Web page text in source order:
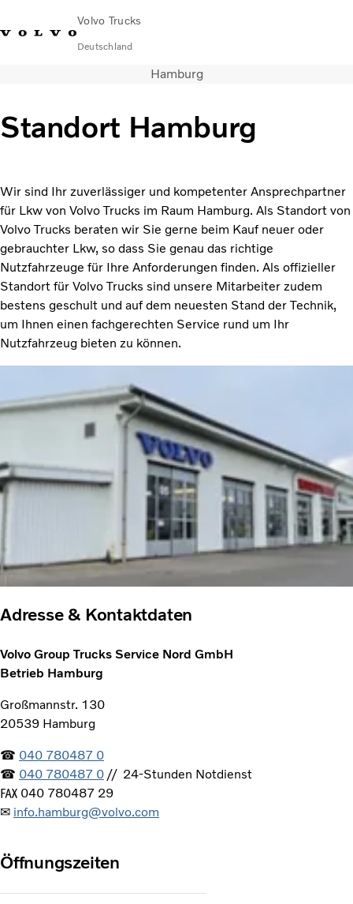
Volvo Trucks
Deutschland
EinloggenLkw-Konfigurator
Lkw
Händler & Werkstätten
News
Über uns
Karriere
Technisches
Hamburg
Standort Hamburg
Wir sind Ihr zuverlässiger und kompetenter Ansprechpartner
für Lkw von Volvo Trucks im Raum Hamburg. Als Standort von
Volvo Trucks beraten wir Sie gerne beim Kauf neuer oder
gebrauchter Lkw, so dass Sie genau das richtige
Nutzfahrzeuge für Ihre Anforderungen finden. Als offizieller
Standort für Volvo Trucks sind unsere Mitarbeiter zudem
bestens geschult und auf dem neuesten Stand der Technik,
um Ihnen einen fachgerechten Service rund um Ihr
Nutzfahrzeug bieten zu können.
Adresse & Kontaktdaten
Volvo Group Trucks Service Nord GmbH
Betrieb Hamburg
Großmannstr. 130
20539 Hamburg
☎ 040 780487 0
☎ 040 780487 0 // 24-Stunden Notdienst
℻ 040 780487 29
✉ info.hamburg@volvo.com
Öffnungszeiten